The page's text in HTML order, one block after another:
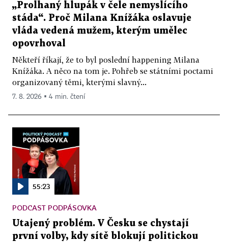
„Prolhaný hlupák v čele nemyslícího
stáda“. Proč Milana Knížáka oslavuje
vláda vedená mužem, kterým umělec
opovrhoval
Někteří říkají, že to byl poslední happening Milana
Knížáka. A něco na tom je. Pohřeb se státními poctami
organizovaný těmi, kterými slavný...
7. 8. 2026 ▪ 4 min. čtení
55:23
PODCAST PODPÁSOVKA
Utajený problém. V Česku se chystají
první volby, kdy sítě blokují politickou